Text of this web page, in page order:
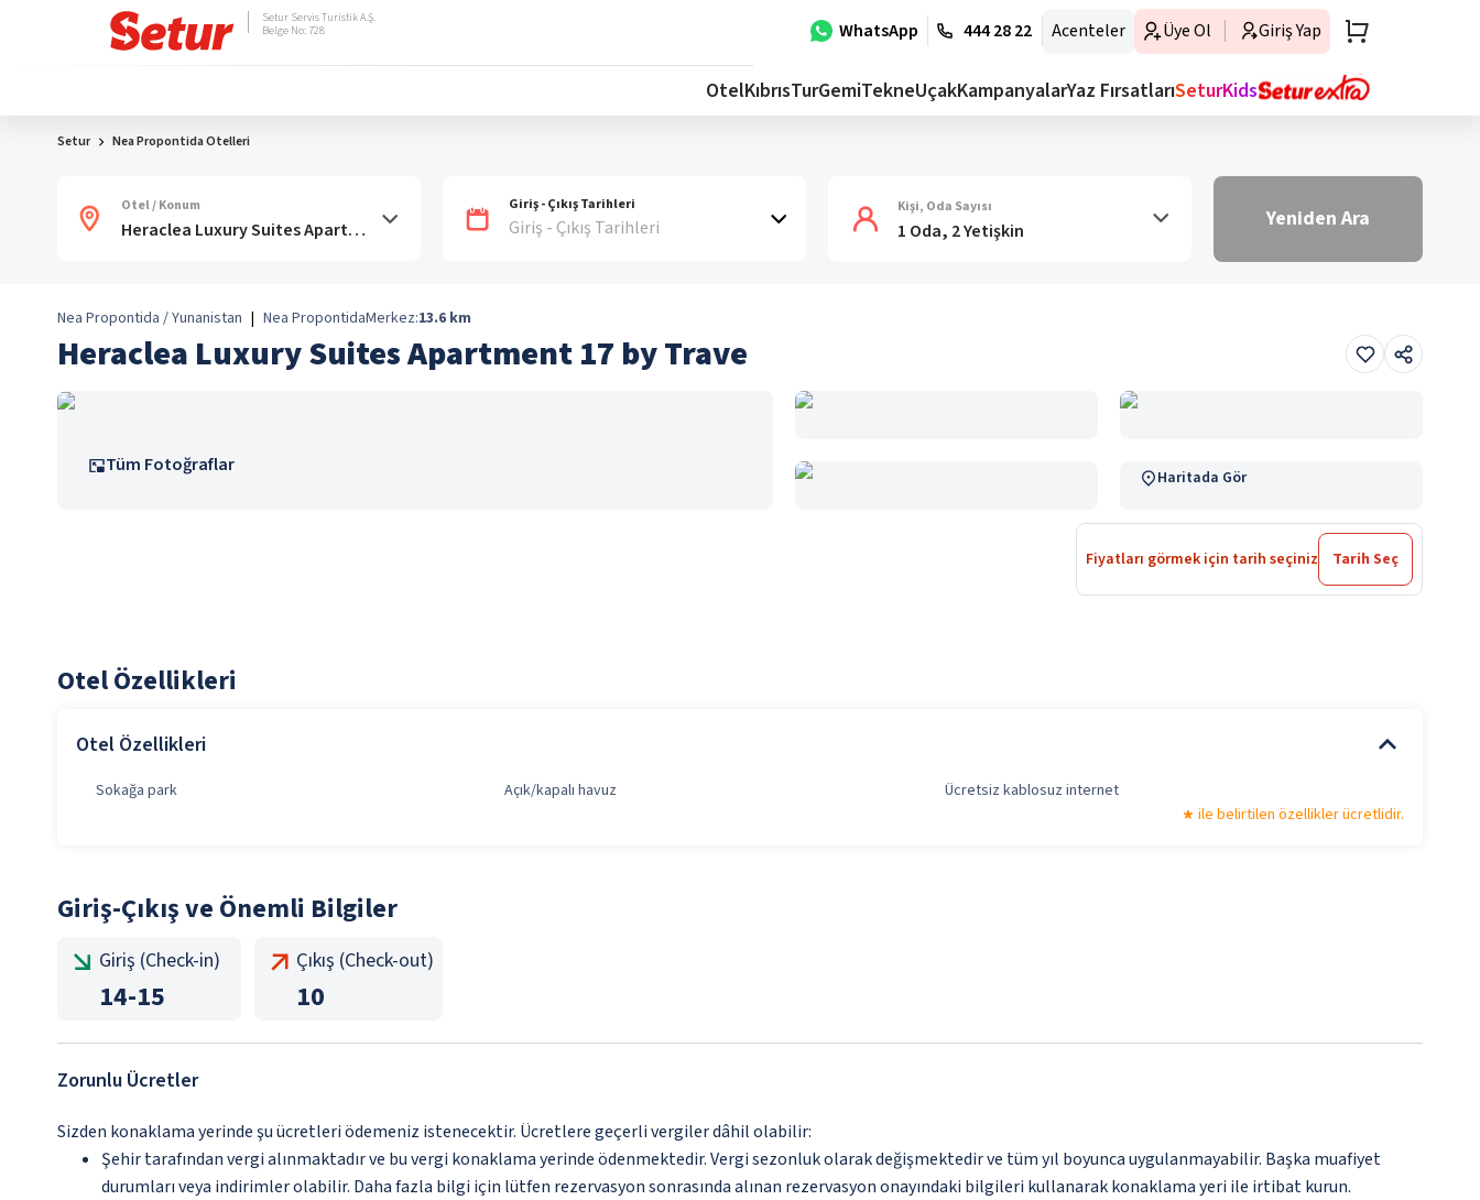
WhatsApp 444 28 22 Acenteler Üye Ol Giriş Yap
Setur Servis Turistik A.Ş.
Belge No: 728
OtelKıbrısTurGemiTekneUçakKampanyalarYaz FırsatlarıSeturKids
Setur Nea Propontida Otelleri
Otel / Konum Giriş - Çıkış Tarihleri
Giriş - Çıkış Tarihleri
Kişi, Oda Sayısı
1 Oda, 2 Yetişkin Yeniden Ara
Nea Propontida / Yunanistan | Nea PropontidaMerkez:13.6 km
Heraclea Luxury Suites Apartment 17 by Trave
Tüm Fotoğraflar
Haritada Gör
Fiyatları görmek için tarih seçiniz Tarih Seç
Otel Özellikleri
Otel Özellikleri
Sokağa park Açık/kapalı havuz
Ücretsiz kablosuz internet
ile belirtilen özellikler ücretlidir.
Giriş-Çıkış ve Önemli Bilgiler
Giriş (Check-in)
14-15
Çıkış (Check-out)
10
Zorunlu Ücretler
Sizden konaklama yerinde şu ücretleri ödemeniz istenecektir. Ücretlere geçerli vergiler dâhil olabilir:
Şehir tarafından vergi alınmaktadır ve bu vergi konaklama yerinde ödenmektedir. Vergi sezonluk olarak değişmektedir ve tüm yıl boyunca uygulanmayabilir. Başka muafiyet
durumları veya indirimler olabilir. Daha fazla bilgi için lütfen rezervasyon sonrasında alınan rezervasyon onayındaki bilgileri kullanarak konaklama yeri ile irtibat kurun.